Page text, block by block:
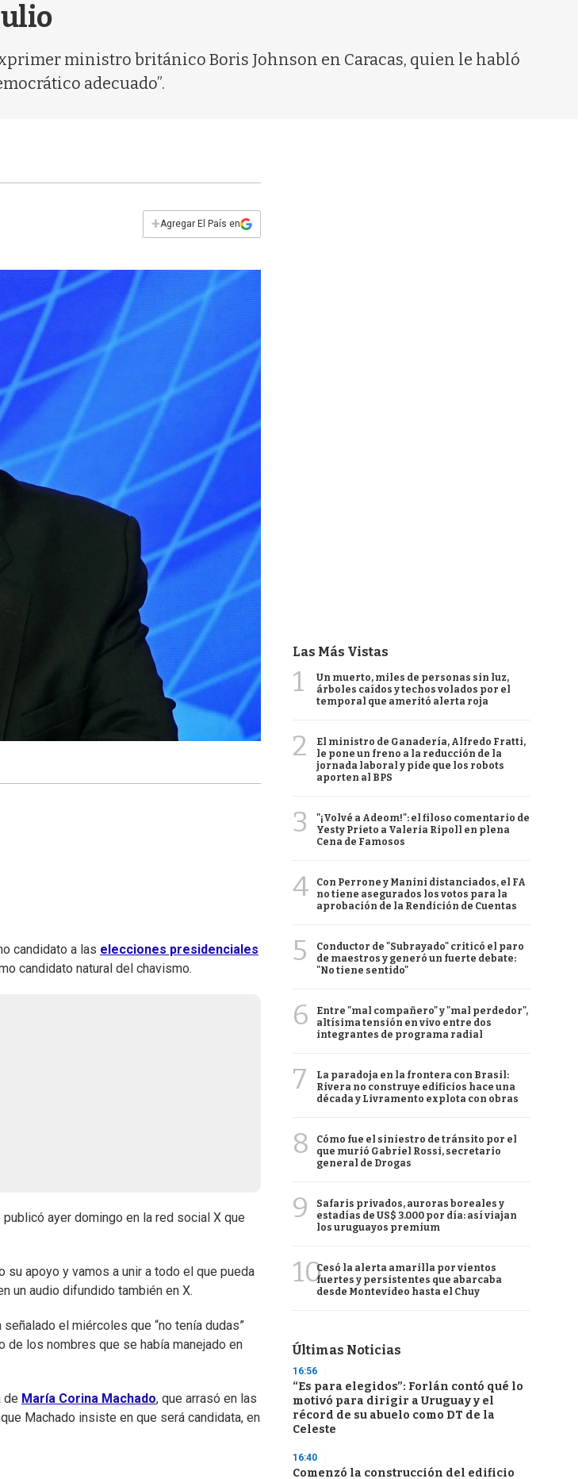
ministro británico Boris Johnson en Caracas, quien le habló
adecuado”.
+Agregar El País en
candidato a las elecciones presidenciales
candidato natural del chavismo.
ayer domingo en la red social X que
apoyo y vamos a unir a todo el que pueda
un audio difundido también en X.
el miércoles que “no tenía dudas”
de los nombres que se había manejado en
de María Corina Machado, que arrasó en las
Machado insiste en que será candidata, en
Las Más Vistas
1
Un muerto, miles de personas sin luz,
árboles caídos y techos volados por el
temporal que ameritó alerta roja
2
El ministro de Ganadería, Alfredo Fratti,
le pone un freno a la reducción de la
jornada laboral y pide que los robots
aporten al BPS
3
"¡Volvé a Adeom!": el filoso comentario de
Yesty Prieto a Valeria Ripoll en plena
Cena de Famosos
4
Con Perrone y Manini distanciados, el FA
no tiene asegurados los votos para la
aprobación de la Rendición de Cuentas
5
Conductor de "Subrayado" criticó el paro
de maestros y generó un fuerte debate:
"No tiene sentido"
6
Entre "mal compañero" y "mal perdedor",
altísima tensión en vivo entre dos
integrantes de programa radial
7
La paradoja en la frontera con Brasil:
Rivera no construye edificios hace una
década y Livramento explota con obras
8
Cómo fue el siniestro de tránsito por el
que murió Gabriel Rossi, secretario
general de Drogas
9
Safaris privados, auroras boreales y
estadías de US$ 3.000 por día: así viajan
los uruguayos premium
10Cesó la alerta amarilla por vientos
fuertes y persistentes que abarcaba
desde Montevideo hasta el Chuy
Últimas Noticias
16:56
“Es para elegidos”: Forlán contó qué lo
motivó para dirigir a Uruguay y el
récord de su abuelo como DT de la
Celeste
16:40
Comenzó la construcción del edificio